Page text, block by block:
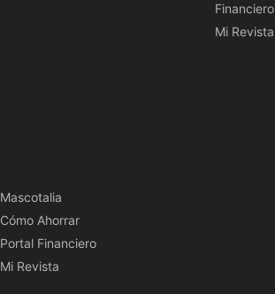
Financiero
Mi Revista
Mascotalia
Cómo Ahorrar
Portal Financiero
Mi Revista